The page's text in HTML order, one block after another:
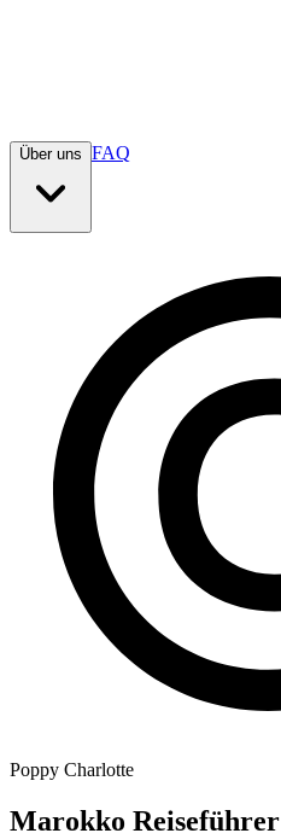
Über uns FAQ
Poppy Charlotte
Marokko Reiseführer